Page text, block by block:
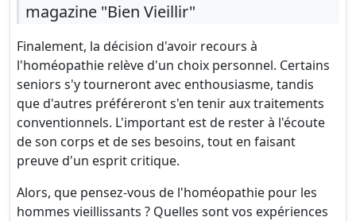
magazine "Bien Vieillir"
Finalement, la décision d'avoir recours à
l'homéopathie relève d'un choix personnel. Certains
seniors s'y tourneront avec enthousiasme, tandis
que d'autres préféreront s'en tenir aux traitements
conventionnels. L'important est de rester à l'écoute
de son corps et de ses besoins, tout en faisant
preuve d'un esprit critique.
Alors, que pensez-vous de l'homéopathie pour les
hommes vieillissants ? Quelles sont vos expériences